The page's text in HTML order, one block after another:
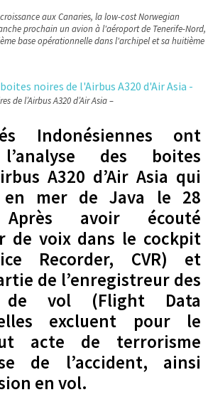
aux Canaries, la low-cost Norwegian
prochain un avion à l'aéroport de Tenerife-Nord,
base opérationnelle dans l'archipel et sa huitième
de l’Airbus A320 d’Air Asia –
Indonésiennes ont
l’analyse des boites
A320 d’Air Asia qui
en mer de Java le 28
Après avoir écouté
de voix dans le cockpit
Recorder, CVR) et
de l’enregistreur des
de vol (Flight Data
excluent pour le
acte de terrorisme
de l’accident, ainsi
en vol.